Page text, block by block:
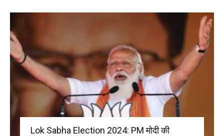
Lok Sabha Election 2024: PM मोदी की